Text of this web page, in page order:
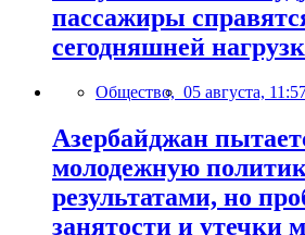
пассажиры
сегодняшней
Общество, 05 августа,
Азербайджан
молодежную
результатами, но
занятости и утечки